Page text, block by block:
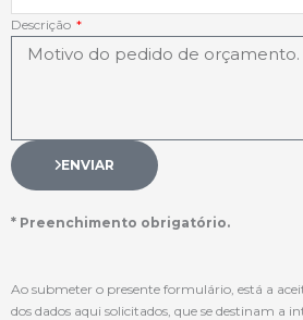
Descrição
ENVIAR
* Preenchimento obrigatório.
Ao submeter o presente formulário, está a
dos dados aqui solicitados, que se destinam a